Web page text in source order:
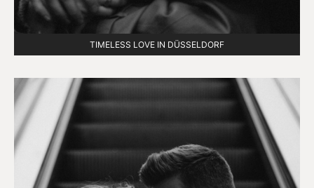
TIMELESS LOVE IN DÜSSELDORF